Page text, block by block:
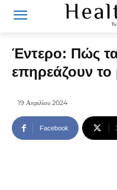
Έντερο: Πώς
επηρεάζουν
19 Απριλίου 2024
Facebook